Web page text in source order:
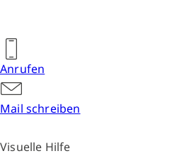
Anrufen
Mail schreiben
Visuelle Hilfe